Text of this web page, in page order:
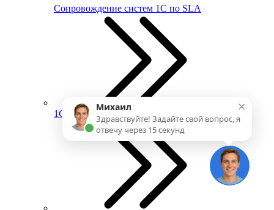
Сопровождение систем 1С по SLA
1С:ИТС ×
Михаил
Здравствуйте! Задайте свой вопрос, я
отвечу через 15 секунд